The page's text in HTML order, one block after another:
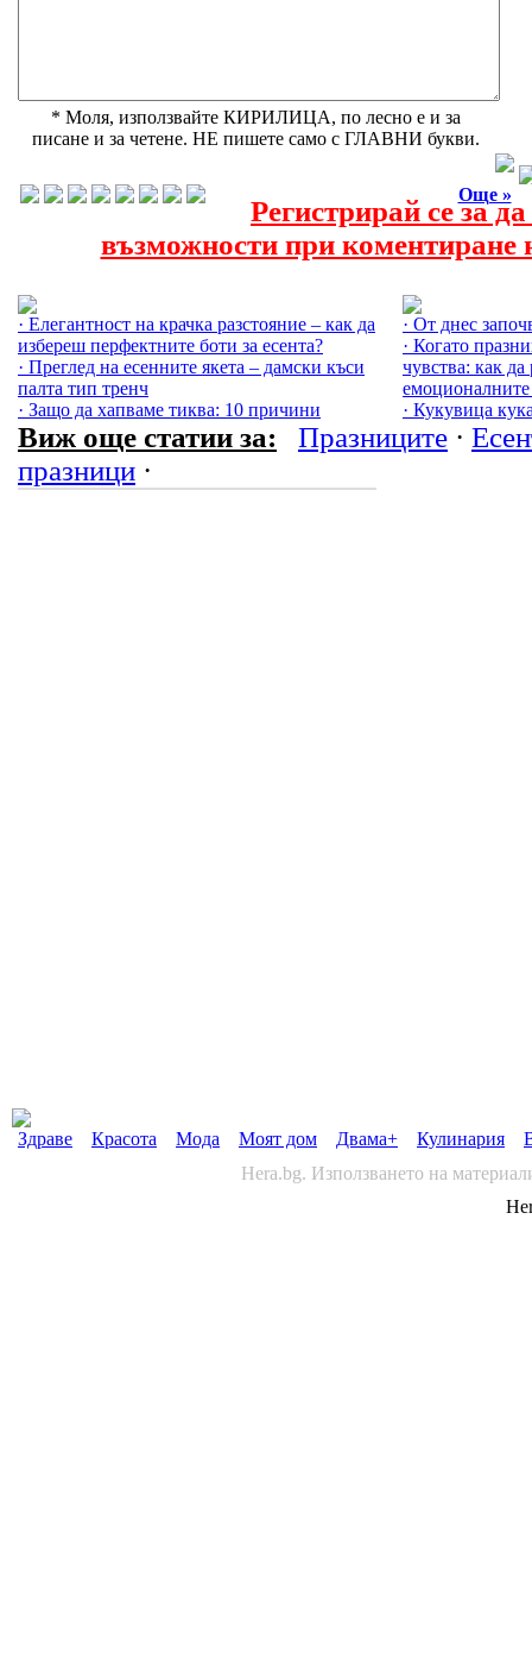
* Моля, използвайте КИРИЛИЦА, по лесно е и за
писане и за четене. НЕ пишете само с ГЛАВНИ букви.
Още »
Регистрирай се за
възможности при коментиране
· Елегантност на крачка разстояние – как да
избереш перфектните боти за есента?
· Преглед на есенните якета – дамски къси
палта тип тренч
· Защо да хапваме тиква: 10 причини
· От днес
· Когато
чувства: как
· Кукувица
Виж още статии за: Празниците ·
празници ·
Здраве Красота Мода Моят дом Двама+ Кулинария
Hera.bg. Използването на